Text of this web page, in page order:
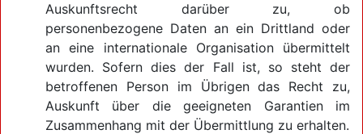
Auskunftsrecht darüber zu, ob
personenbezogene Daten an ein Drittland oder
an eine internationale Organisation übermittelt
wurden. Sofern dies der Fall ist, so steht der
betroffenen Person im Übrigen das Recht zu,
Auskunft über die geeigneten Garantien im
Zusammenhang mit der Übermittlung zu erhalten.